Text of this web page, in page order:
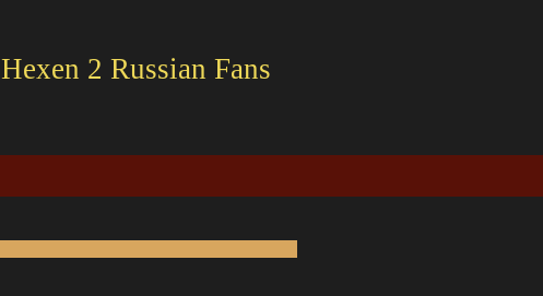
Hexen 2 Russian Fans